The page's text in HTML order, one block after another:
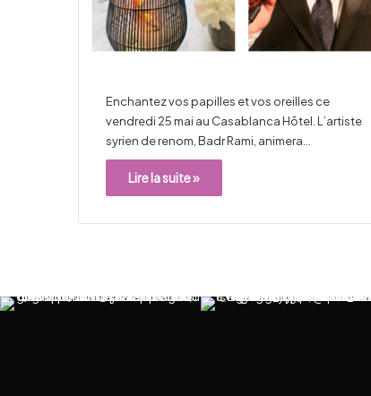
Enchantez vos papilles et vos oreilles ce
vendredi 25 mai au Casablanca Hôtel. L’artiste
syrien de renom, Badr Rami, animera…
Lire la suite »